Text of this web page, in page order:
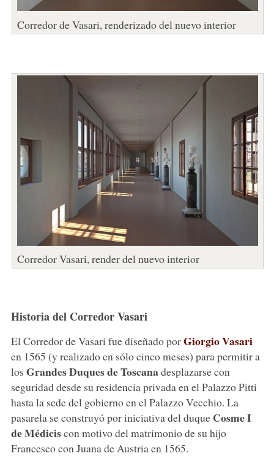
Corredor de Vasari, renderizado del nuevo interior
Corredor Vasari, render del nuevo interior
Historia del Corredor Vasari
El Corredor de Vasari fue diseñado porGiorgio Vasari
en 1565 (y realizado en sólo cinco meses) para permitir a
los Grandes Duques de Toscanadesplazarse con
seguridad desde su residencia privada en el Palazzo Pitti
hasta la sede del gobierno en el Palazzo Vecchio. La
pasarela se construyó por iniciativa del duque Cosme I
de Médiciscon motivo del matrimonio de su hijo
Francesco con Juana de Austria en 1565.